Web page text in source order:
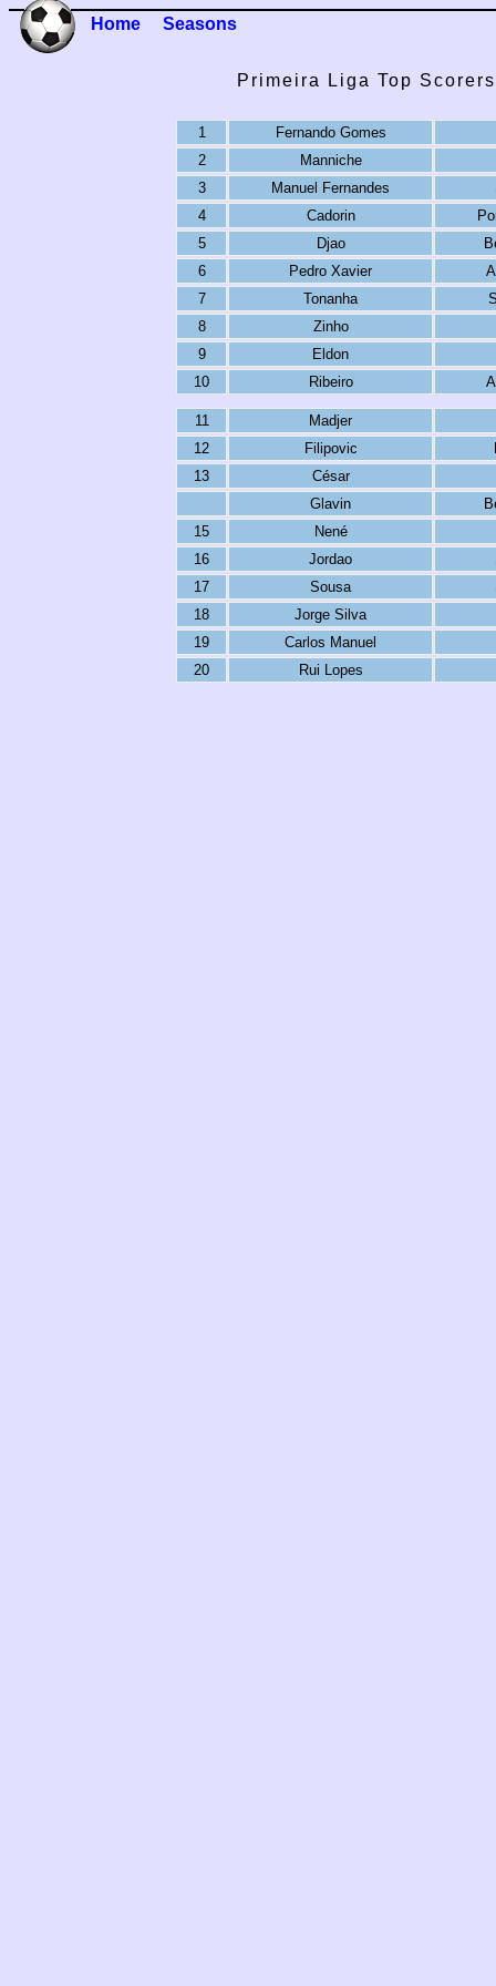
Home Seasons
Primeira Liga Top
1
Fernando Gomes
2
Manniche
3
Manuel Fernandes
4
Cadorin
5
Djao
6
Pedro Xavier
7
Tonanha
8
Zinho
9
Eldon
10
Ribeiro
11
Madjer
12
Filipovic
13
César
Glavin
15
Nené
16
Jordao
17
Sousa
18
Jorge Silva
19
Carlos Manuel
20
Rui Lopes